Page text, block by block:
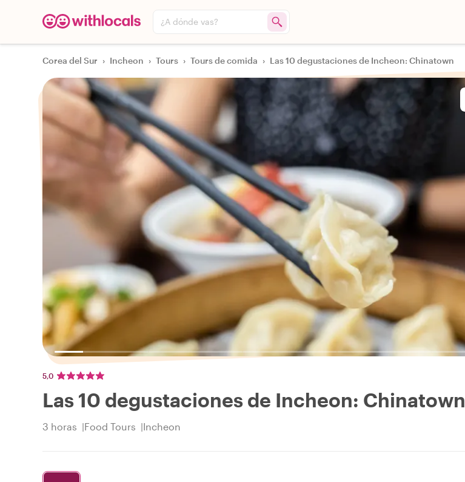
¿A dónde vas?
Corea del Sur › Incheon › Tours › Tours de comida › Las 10 degustaciones de Incheon: Chinatown
5,0
Las 10 degustaciones de Incheon: Chinatown
3 horas Food Tours Incheon